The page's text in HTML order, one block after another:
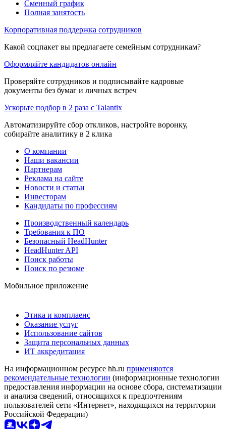
Сменный график
Полная занятость
Корпоративная поддержка сотрудников
Какой соцпакет вы предлагаете семейным сотрудникам?
Оформляйте кандидатов онлайн
Проверяйте сотрудников и подписывайте кадровые
документы без бумаг и личных встреч
Ускорьте подбор в 2 раза с Talantix
Автоматизируйте сбор откликов, настройте воронку,
собирайте аналитику в 2 клика
О компании
Наши вакансии
Партнерам
Реклама на сайте
Новости и статьи
Инвесторам
Кандидаты по профессиям
Производственный календарь
Требования к ПО
Безопасный HeadHunter
HeadHunter API
Поиск работы
Поиск по резюме
Мобильное приложение
Этика и комплаенс
Оказание услуг
Использование сайтов
Защита персональных данных
ИТ аккредитация
На информационном ресурсе hh.ru применяются
рекомендательные технологии (информационные технологии
предоставления информации на основе сбора, систематизации
и анализа сведений, относящихся к предпочтениям
пользователей сети «Интернет», находящихся на территории
Российской Федерации)